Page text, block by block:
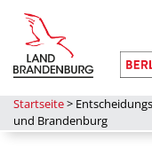
Startseite>
und Brandenburg